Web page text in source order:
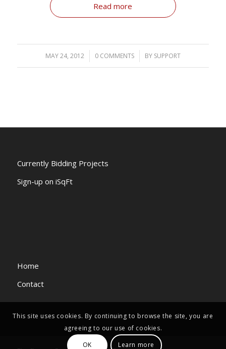
Read more
MAY 24, 2012
/ 0 COMMENTS
/ BY SUPPORT
Currently Bidding Projects
Sign-up on iSqFt
Home
Contact
This site uses cookies. By continuing to browse the site, you are
agreeing to our use of cookies.
OK
Learn more